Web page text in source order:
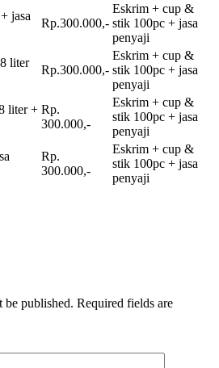
jasa
Rp.300.000,-
Eskrim + cup &
stik 100pc + jasa
penyaji
liter
Rp.300.000,-
Eskrim + cup &
stik 100pc + jasa
penyaji
liter + Rp.
300.000,-
Eskrim + cup &
stik 100pc + jasa
penyaji
Rp.
300.000,-
Eskrim + cup &
stik 100pc + jasa
penyaji
be published. Required fields are